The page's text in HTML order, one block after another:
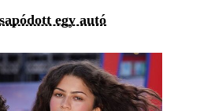
egy autó